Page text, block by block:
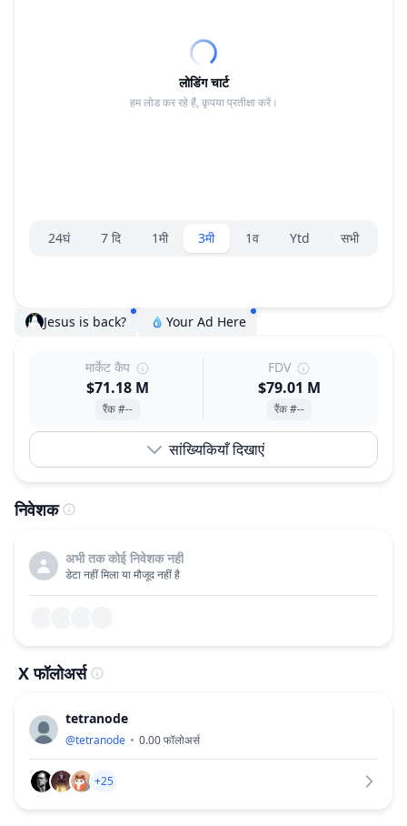
लोडिंग चार्ट
हम लोड कर रहे हैं, कृपया प्रतीक्षा करें।
रेंज चयनकर्ता।
24घं 7 दि 1मी 3मी 1व Ytd सभी
Jesus is back? Your Ad Here
मार्केट कैप
$71.18 M
रैंक #--
FDV
$79.01 M
रैंक #--
सांख्यिकियाँ दिखाएं
निवेशक
अभी तक कोई निवेशक नहीं
डेटा नहीं मिला या मौजूद नहीं है
X फॉलोअर्स
tetranode
@tetranode 0.00फॉलोअर्स
+25